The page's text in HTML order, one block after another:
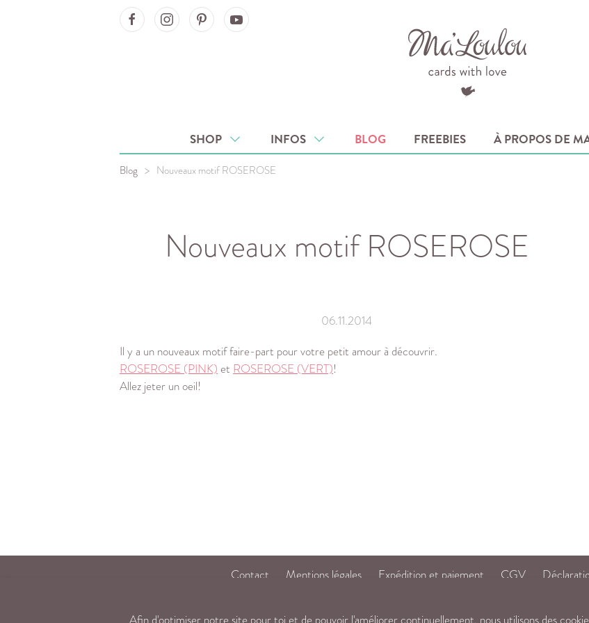
Ma'Loulou on FacebookMa'Loulou on InstagramMa'Loulou on PinterestMa'Loulou on Youtube
SHOP INFOS BLOG FREEBIES À PROPOS DE
Blog Nouveaux motif ROSEROSE
Nouveaux motif ROSEROSE
06.11.2014
Il y a un nouveaux motif faire-part pour votre petit amour à découvrir.
ROSEROSE (PINK)et ROSEROSE (VERT)!
Allez jeter un oeil!
Contact Mentions légales Expédition et paiement CGV